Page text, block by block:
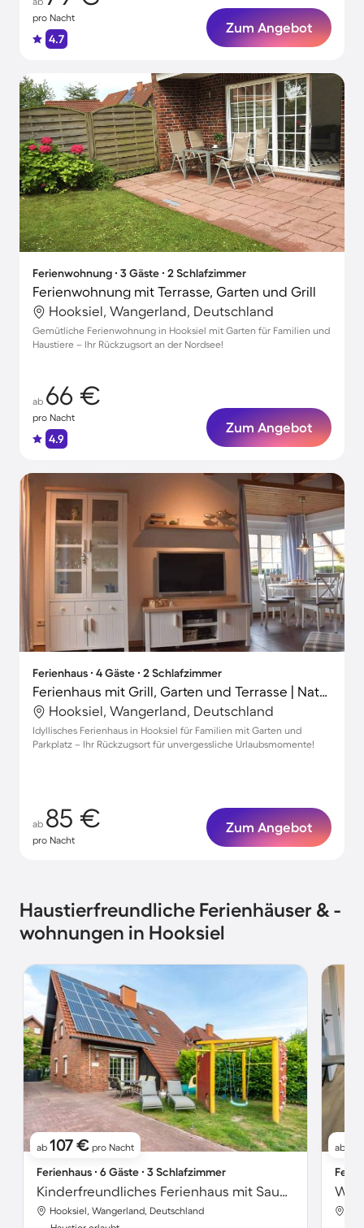
pro Nacht
4.7
Zum Angebot
Ferienwohnung ∙ 3 Gäste ∙ 2 Schlafzimmer
Ferienwohnung mit Terrasse, Garten und Grill
Hooksiel, Wangerland, Deutschland
Gemütliche Ferienwohnung in Hooksiel mit Garten für Familien und
Haustiere – Ihr Rückzugsort an der Nordsee!
ab 66 €
pro Nacht
4.9
Zum Angebot
Ferienhaus ∙ 4 Gäste ∙ 2 Schlafzimmer
Ferienhaus mit Grill, Garten und Terrasse | Naturblick
Hooksiel, Wangerland, Deutschland
Idyllisches Ferienhaus in Hooksiel für Familien mit Garten und
Parkplatz – Ihr Rückzugsort für unvergessliche Urlaubsmomente!
ab 85 €
pro Nacht
Zum Angebot
Haustierfreundliche Ferienhäuser & -
wohnungen in Hooksiel
ab 107 € pro Nacht
Ferienhaus ∙ 6 Gäste ∙ 3 Schlafzimmer
Kinderfreundliches Ferienhaus mit Sauna, schnellem Internet und Garten | Ideal für Homeoffice | Hunde erlaubt
Hooksiel, Wangerland, Deutschland
ab